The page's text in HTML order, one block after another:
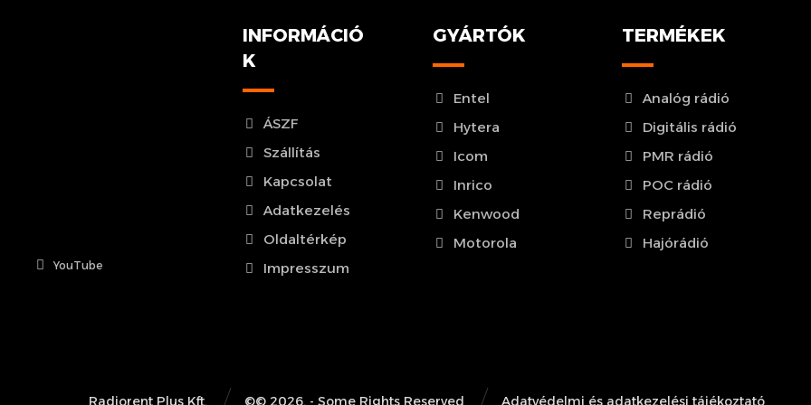
YouTube
INFORMÁCIÓ
K
ÁSZF
Szállítás
Kapcsolat
Adatkezelés
Oldaltérkép
Impresszum
GYÁRTÓK
Entel
Hytera
Icom
Inrico
Kenwood
Motorola
TERMÉKEK
Analóg rádió
Digitális rádió
PMR rádió
POC rádió
Reprádió
Hajórádió
Adatvédelmi és adatkezelési tájékoztató
©© 2026. - Some Rights Reserved
Radiorent Plus Kft.